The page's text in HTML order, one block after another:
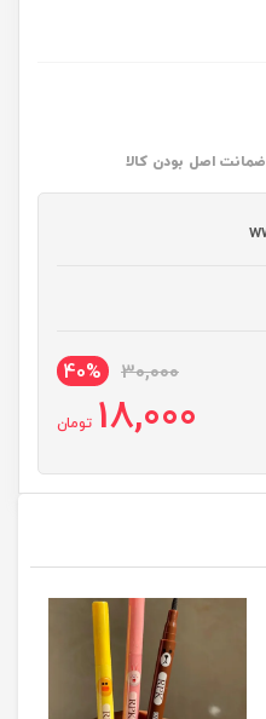
ضمانت اصل بودن کالا
30,000
40%
18,000 تومان